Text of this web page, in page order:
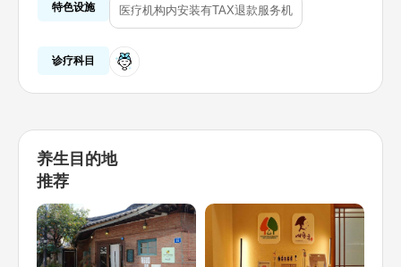
特色设施 医疗机构内安装有TAX退款服务机
诊疗科目
养生目的地
推荐